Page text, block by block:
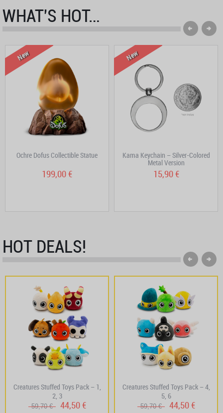
WHAT'S HOT…
New
Ochre Dofus Collectible Statue
199,00 €
New
Kama Keychain – Silver-Colored
Metal Version
15,90 €
HOT DEALS!
Creatures Stuffed Toys Pack – 1,
2, 3
59,70 € 44,50 €
Creatures Stuffed Toys Pack – 4,
5, 6
59,70 € 44,50 €